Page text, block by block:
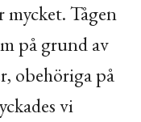
mycket. Tågen
på grund av
obehöriga på
vi